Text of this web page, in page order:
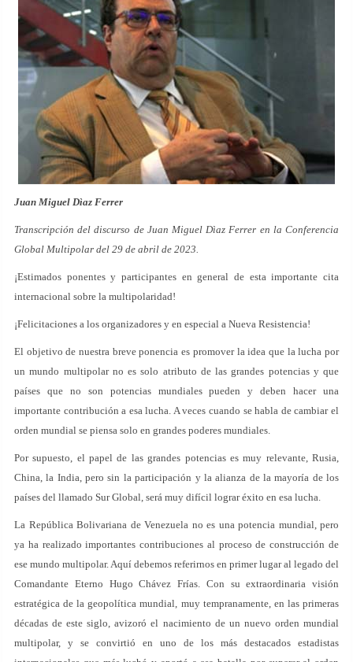
Juan Miguel Dìaz Ferrer
Transcripción del discurso de Juan Miguel Dìaz Ferrer en la Conferencia
Global Multipolar del 29 de abril de 2023.
¡Estimados ponentes y participantes en general de esta importante cita
internacional sobre la multipolaridad!
¡Felicitaciones a los organizadores y en especial a Nueva Resistencia!
El objetivo de nuestra breve ponencia es promover la idea que la lucha por
un mundo multipolar no es solo atributo de las grandes potencias y que
países que no son potencias mundiales pueden y deben hacer una
importante contribución a esa lucha. A veces cuando se habla de cambiar el
orden mundial se piensa solo en grandes poderes mundiales.
Por supuesto, el papel de las grandes potencias es muy relevante, Rusia,
China, la India, pero sin la participación y la alianza de la mayoría de los
países del llamado Sur Global, será muy difícil lograr éxito en esa lucha.
La República Bolivariana de Venezuela no es una potencia mundial, pero
ya ha realizado importantes contribuciones al proceso de construcción de
ese mundo multipolar. Aquí debemos referirnos en primer lugar al legado del
Comandante Eterno Hugo Chávez Frías. Con su extraordinaria visión
estratégica de la geopolítica mundial, muy tempranamente, en las primeras
décadas de este siglo, avizoró el nacimiento de un nuevo orden mundial
multipolar, y se convirtió en uno de los más destacados estadistas